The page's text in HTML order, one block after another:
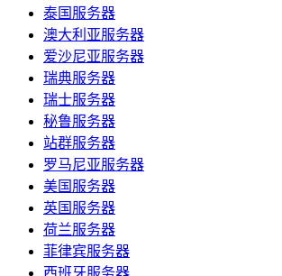
泰国服务器
澳大利亚服务器
爱沙尼亚服务器
瑞典服务器
瑞士服务器
秘鲁服务器
站群服务器
罗马尼亚服务器
美国服务器
英国服务器
荷兰服务器
菲律宾服务器
西班牙服务器